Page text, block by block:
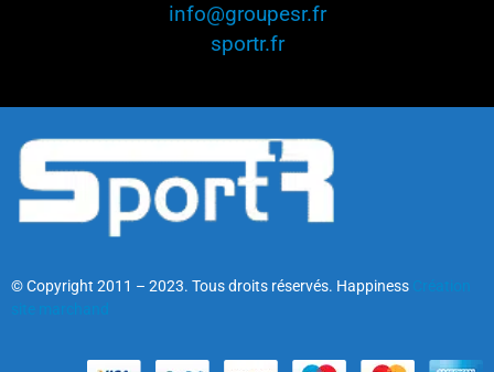
info@groupesr.fr
sportr.fr
© Copyright 2011 – 2023. Tous droits réservés. Happiness Création
site marchand